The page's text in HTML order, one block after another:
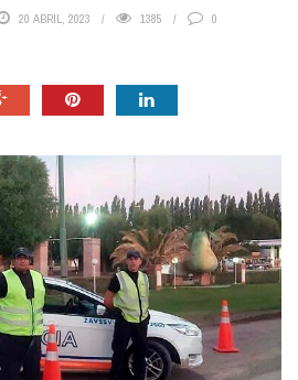
20 ABRIL, 2023 1385 0